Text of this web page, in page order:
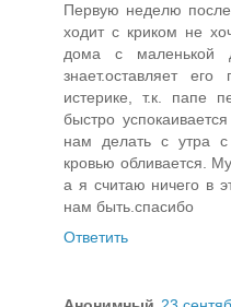
Первую неделю
ходит с криком не
дома с
знает.оставляет
истерике, т.к. папе
быстро
нам делать с утра
кровью обливается.
а я считаю ничего в
нам быть.спасибо
Ответить